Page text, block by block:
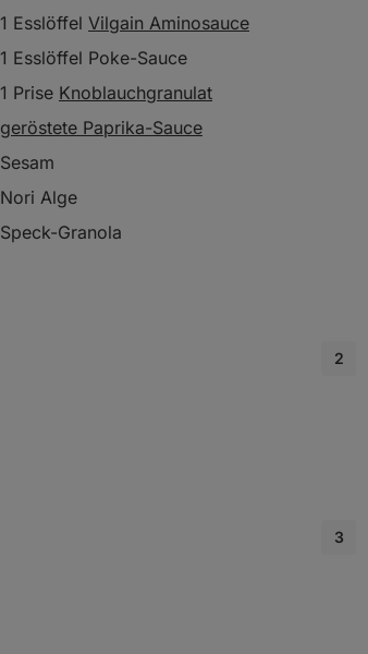
1 Esslöffel Vilgain Aminosauce
1 Esslöffel Poke-Sauce
1 Prise Knoblauchgranulat
geröstete Paprika-Sauce
Sesam
Nori Alge
Speck-Granola